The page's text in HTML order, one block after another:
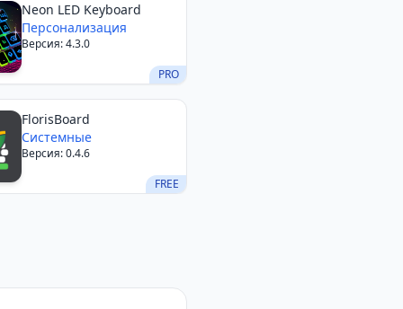
PRO
Neon LED Keyboard
Персонализация
Версия: 4.3.0
FREE
FlorisBoard
Системные
Версия: 0.4.6